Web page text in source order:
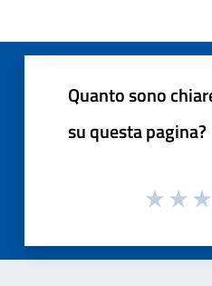
Quanto sono
su questa pagina?